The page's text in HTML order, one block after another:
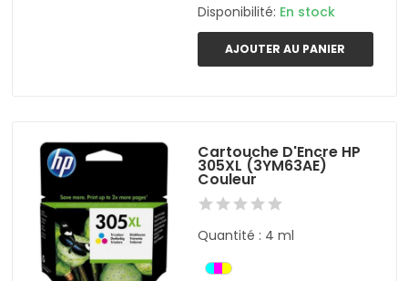
Disponibilité: En stock
AJOUTER AU PANIER
Cartouche D'Encre HP
305XL (3YM63AE)
Couleur
Quantité : 4 ml